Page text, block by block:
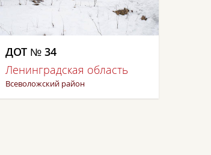
ДОТ № 34
Ленинградская область
Всеволожский район